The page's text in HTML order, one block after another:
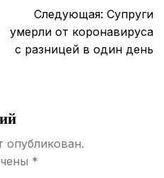
Следующая: Супруги
умерли от коронавируса
с разницей в один день
опубликован.
*